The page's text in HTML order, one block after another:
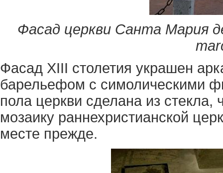
Фасад церкви Санта Мария
Фасад XIII столетия украшен
барельефом с симолическими
пола церкви сделана из стекла,
мозаику раннехристианской
месте прежде.